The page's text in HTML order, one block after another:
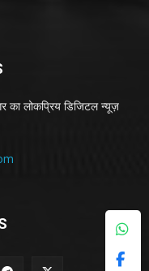
लोकप्रिय डिजिटल न्यूज़